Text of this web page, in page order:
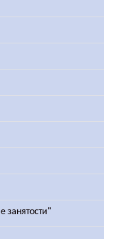
занятости"